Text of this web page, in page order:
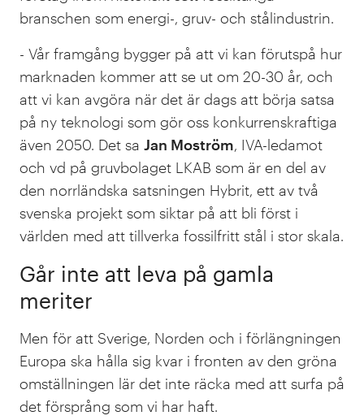
branschen som energi-, gruv- och stålindustrin.
- Vår framgång bygger på att vi kan förutspå hur
marknaden kommer att se ut om 20-30 år, och
att vi kan avgöra när det är dags att börja satsa
på ny teknologi som gör oss konkurrenskraftiga
även 2050. Det sa Jan Moström, IVA-ledamot
och vd på gruvbolaget LKAB som är en del av
den norrländska satsningen Hybrit, ett av två
svenska projekt som siktar på att bli först i
världen med att tillverka fossilfritt stål i stor skala.
Går inte att leva på gamla
meriter
Men för att Sverige, Norden och i förlängningen
Europa ska hålla sig kvar i fronten av den gröna
omställningen lär det inte räcka med att surfa på
det försprång som vi har haft.